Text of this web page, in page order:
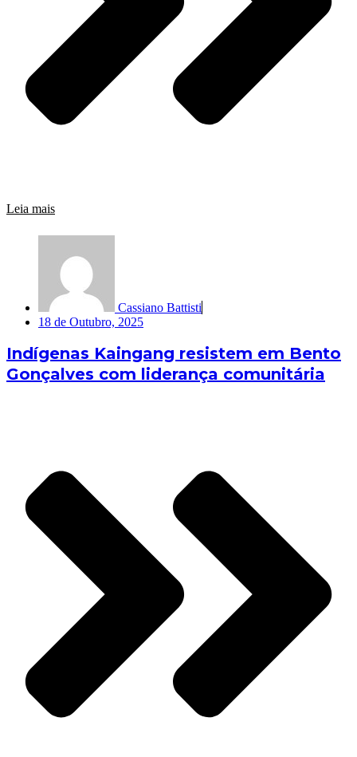
Leia mais
Cassiano Battisti
18 de Outubro, 2025
Indígenas Kaingang resistem em Bento
Gonçalves com liderança comunitária